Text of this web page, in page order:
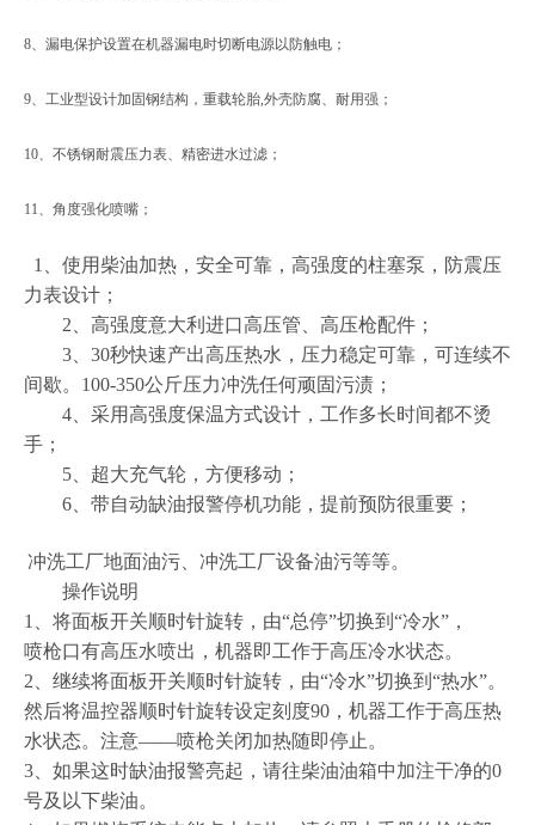
8、漏电保护设置在机器漏电时切断电源以防触电；
9、工业型设计加固钢结构，重载轮胎,外壳防腐、耐用强；
10、不锈钢耐震压力表、精密进水过滤；
11、角度强化喷嘴；
1
、使用柴油加热，安全可靠，高强度的柱塞泵，防震压
力表设计；
2 、高强度意大利进口高压管、高压枪配件；
3
30秒快速产出高压热水，压力稳定可靠，可连续不
间歇。 100-350公斤压力冲洗任何顽固污渍；
4 、采用高强度保温方式设计，工作多长时间都不烫
手；
5 、超大充气轮，方便移动；
6 、带自动缺油报警停机功能，提前预防很重要；
冲洗工厂地面油污、冲洗工厂设备油污等等。
操作说明
1
、将面板开关顺时针旋转，由“总停”切换到 “冷水” ，
喷枪口有高压水喷出，机器即工作于高压冷水状态。
2 、继续将面板开关顺时针旋转，由“冷水”切换到 “热水”。
然后将温控器顺时针旋转设定刻度90 ，机器工作于高压热
水状态。注意——喷枪关闭加热随即停止。
3 、如果这时缺油报警亮起，请往柴油油箱中加注干净的0
号及以下柴油。